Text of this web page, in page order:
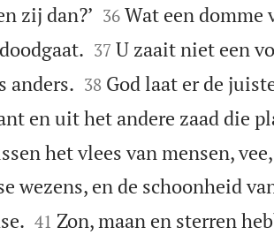
zij dan?’
36 Wat een domme

37 U zaait niet een
anders.
38 God laat er de
en uit het andere zaad die
het vlees van mensen,
wezens, en de schoonheid

41 Zon, maan en sterren